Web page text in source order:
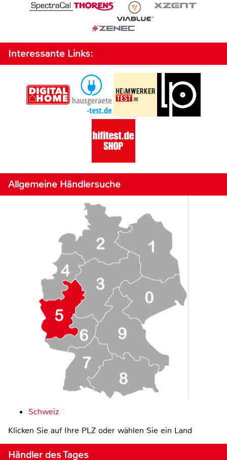
Interessante Links:
Allgemeine Händlersuche
Schweiz
Klicken Sie auf Ihre PLZ oder wählen Sie ein Land
Händler des Tages